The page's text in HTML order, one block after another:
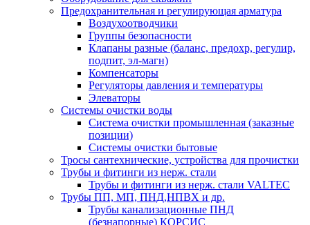
Предохранительная и регулирующая арматура
Воздухоотводчики
Группы безопасности
Клапаны разные (баланс, предохр, регулир,
подпит, эл-магн)
Компенсаторы
Регуляторы давления и температуры
Элеваторы
Системы очистки воды
Система очистки промышленная (заказные
позиции)
Системы очистки бытовые
Тросы сантехнические, устройства для прочистки
Трубы и фитинги из нерж. стали
Трубы и фитинги из нерж. стали VALTEC
Трубы ПП, МП, ПНД,НПВХ и др.
Трубы канализационные ПНД
(безнапорные) КОРСИС